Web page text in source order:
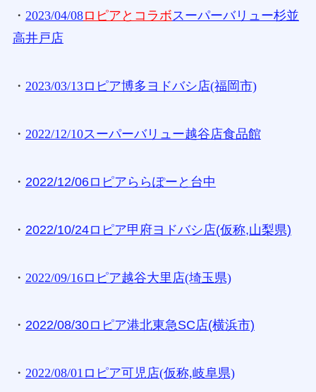
・ 2023/04/08ロピアとコラボスーパーバリュー杉並
高井戸店
・ 2023/03/13ロピア博多ヨドバシ店(福岡市)
・ 2022/12/10スーパーバリュー越谷店食品館
・ 2022/12/06ロピアららぽーと台中
・ 2022/10/24ロピア甲府ヨドバシ店(仮称,山梨県)
・ 2022/09/16ロピア越谷大里店(埼玉県)
・ 2022/08/30ロピア港北東急SC店(横浜市)
・ 2022/08/01ロピア可児店(仮称,岐阜県)